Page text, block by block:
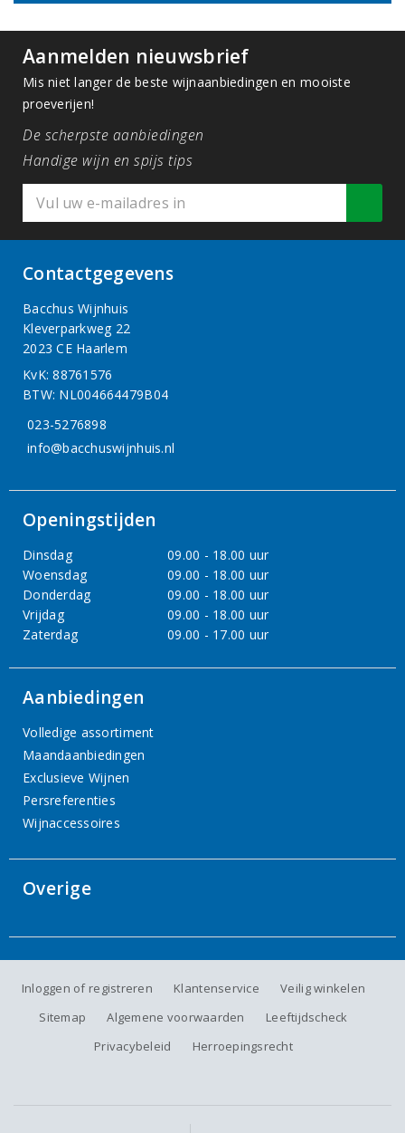
Aanmelden nieuwsbrief
Mis niet langer de beste wijnaanbiedingen en mooiste
proeverijen!
De scherpste aanbiedingen
Handige wijn en spijs tips
Contactgegevens
Bacchus Wijnhuis
Kleverparkweg 22
2023 CE Haarlem
KvK: 88761576
BTW: NL004664479B04
023-5276898
info@bacchuswijnhuis.nl
Openingstijden
Dinsdag
09.00 - 18.00 uur
Woensdag
09.00 - 18.00 uur
Donderdag
09.00 - 18.00 uur
Vrijdag
09.00 - 18.00 uur
Zaterdag
09.00 - 17.00 uur
Aanbiedingen
Volledige assortiment
Maandaanbiedingen
Exclusieve Wijnen
Persreferenties
Wijnaccessoires
Overige
Inloggen of registreren Klantenservice
Veilig winkelen
Sitemap
Algemene voorwaarden
Leeftijdscheck
Privacybeleid
Herroepingsrecht